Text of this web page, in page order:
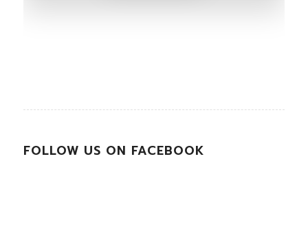
FOLLOW US ON FACEBOOK